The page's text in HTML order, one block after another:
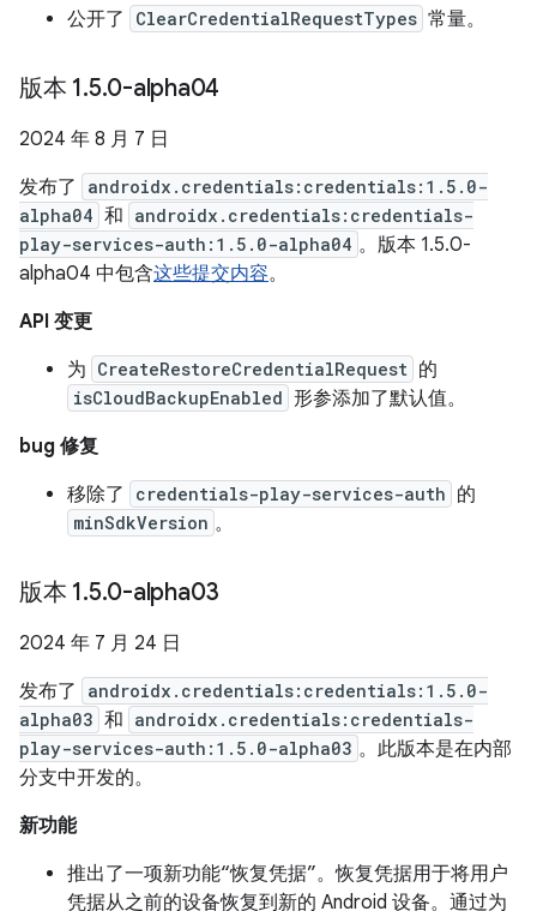
公开了
ClearCredentialRequestTypes 常量。
版本 1.5.0-alpha04
2024 年 8 月 7 日
发布了
androidx.credentials:credentials:1.5.0-
alpha04 和 androidx.credentials:credentials-
play-services-auth:1.5.0-alpha04 。版本 1.5.0-
alpha04 中包含这些提交内容。
API 变更
为 CreateRestoreCredentialRequest 的
isCloudBackupEnabled 形参添加了默认值。
bug 修复
移除了
credentials-play-services-auth 的
minSdkVersion 。
版本 1.5.0-alpha03
2024 年 7 月 24 日
发布了
androidx.credentials:credentials:1.5.0-
alpha03 和 androidx.credentials:credentials-
play-services-auth:1.5.0-alpha03 。此版本是在内部
分支中开发的。
新功能
推出了一项新功能“恢复凭据”。恢复凭据用于将用户
凭据从之前的设备恢复到新的 Android 设备。通过为